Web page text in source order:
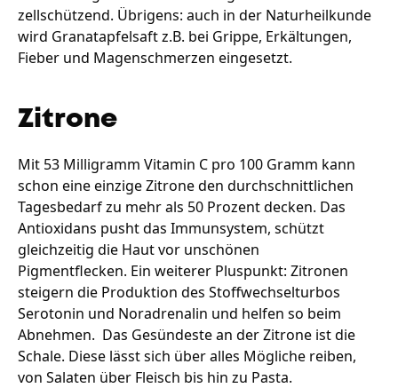
zellschützend. Übrigens: auch in der Naturheilkunde
wird Granatapfelsaft z.B. bei Grippe, Erkältungen,
Fieber und Magenschmerzen eingesetzt.
Zitrone
Mit 53 Milligramm Vitamin C pro 100 Gramm kann
schon eine einzige Zitrone den durchschnittlichen
Tagesbedarf zu mehr als 50 Prozent decken. Das
Antioxidans pusht das Immunsystem, schützt
gleichzeitig die Haut vor unschönen
Pigmentflecken. Ein weiterer Pluspunkt: Zitronen
steigern die Produktion des Stoffwechselturbos
Serotonin und Noradrenalin und helfen so beim
Abnehmen. Das Gesündeste an der Zitrone ist die
Schale. Diese lässt sich über alles Mögliche reiben,
von Salaten über Fleisch bis hin zu Pasta.